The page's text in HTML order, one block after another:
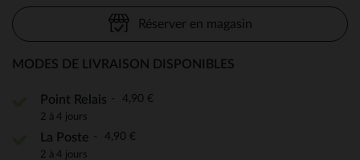
Réserver en magasin
MODES DE LIVRAISON DISPONIBLES
Point Relais 4,90 €
2 à 4 jours
La Poste 4,90 €
2 à 4 jours